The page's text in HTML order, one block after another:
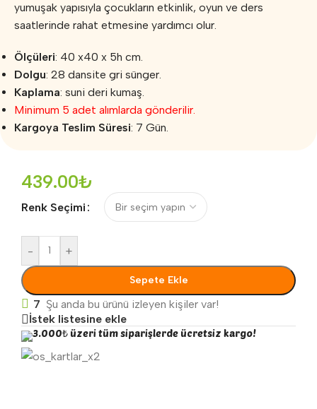
yumuşak yapısıyla çocukların etkinlik, oyun ve ders
saatlerinde rahat etmesine yardımcı olur.
Ölçüleri: 40 x40 x 5h cm.
Dolgu: 28 dansite gri sünger.
Kaplama: suni deri kumaş.
Minimum 5 adet alımlarda gönderilir.
Kargoya Teslim Süresi: 7 Gün.
439.00₺
Renk Seçimi
- +
Sepete Ekle
7 Şu anda bu ürünü izleyen kişiler var!
İstek listesine ekle
3.000₺ üzeri tüm siparişlerde ücretsiz kargo!